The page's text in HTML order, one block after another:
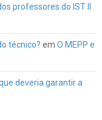
professores do IST II
técnico? em O MEPP e
deveria garantir a